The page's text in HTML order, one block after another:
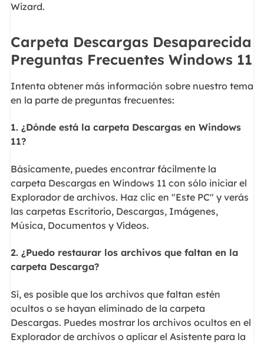
Wizard.
Carpeta Descargas Desaparecida
Preguntas Frecuentes Windows 11
Intenta obtener más información sobre nuestro tema
en la parte de preguntas frecuentes:
1. ¿Dónde está la carpeta Descargas en Windows
11?
Básicamente, puedes encontrar fácilmente la
carpeta Descargas en Windows 11 con sólo iniciar el
Explorador de archivos. Haz clic en "Este PC" y verás
las carpetas Escritorio, Descargas, Imágenes,
Música, Documentos y Vídeos.
2. ¿Puedo restaurar los archivos que faltan en la
carpeta Descarga?
Sí, es posible que los archivos que faltan estén
ocultos o se hayan eliminado de la carpeta
Descargas. Puedes mostrar los archivos ocultos en el
Explorador de archivos o aplicar el Asistente para la